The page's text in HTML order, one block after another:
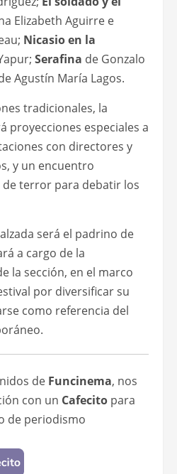
Elizabeth Aguirre e
Nicasio en la
Serafina de Gonzalo
Agustín María Lagos.
tradicionales, la
proyecciones especiales a
con directores y
y un encuentro
de terror para debatir los
será el padrino de
a cargo de la
la sección, en el marco
por diversificar su
como referencia del
de Funcinema, nos
con un Cafecito para
de periodismo